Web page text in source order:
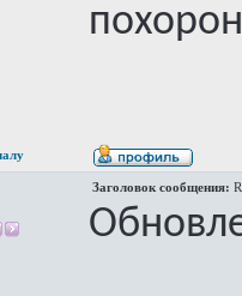
Заголовок сообщения: